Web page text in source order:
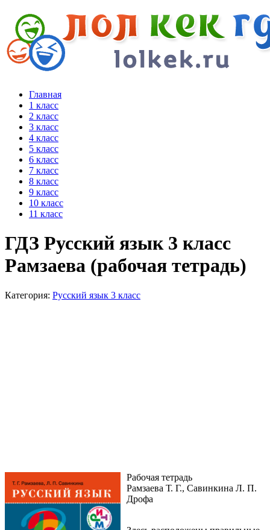
Главная
1 класс
2 класс
3 класс
4 класс
5 класс
6 класс
7 класс
8 класс
9 класс
10 класс
11 класс
ГДЗ Русский язык 3 класс
Рамзаева (рабочая тетрадь)
Категория: Русский язык 3 класс
Рабочая тетрадь
Рамзаева Т. Г., Савинкина Л. П.
Дрофа